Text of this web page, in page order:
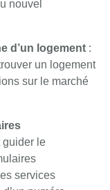
nouvel
d’un logement :
un logement
sur le marché
guider le
services